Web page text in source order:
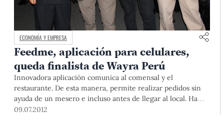
ECONOMÍA Y EMPRESA
Feedme, aplicación para celulares,
queda finalista de Wayra Perú
Innovadora aplicación comunica al comensal y el
restaurante. De esta manera, permite realizar pedidos sin
ayuda de un mesero e incluso antes de llegar al local. Ha
sido desarrollada por un grupo de ingenieros entre los que
09.07.2012